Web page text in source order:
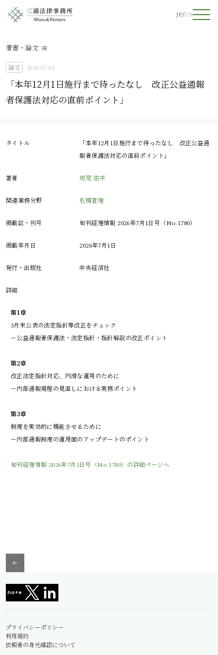
JP EN
著書・論文
論文 2026.07.01
「本年12月1日施行まで待ったなし 改正公益通報
者保護法対応の直前ポイント」
タイトル
「本年12月1日施行まで待ったなし 改正公益通
報者保護法対応の直前ポイント」
著者 坂尾 佑平
関連業務分野 危機管理
掲載誌・刊号 旬刊経理情報 2026年7月1日号（No.1780）
掲載年月日 2026年7月1日
発行・出版社 中央経済社
詳細
第1章
3月末公表の法定指針等改正をチェック
－公益通報者保護法・法定指針・指針解説の改正ポイント
第2章
改正法定指針対応、円滑な運用のために
－内部通報規程の見直しにおける実務ポイント
第3章
制度を実効的に機能させるために
－内部通報制度の運用面のアップデートのポイント
旬刊経理情報 2026年7月1日号（No.1780）の詳細ページへ
プライバシーポリシー
利用規約
依頼者の身元確認について